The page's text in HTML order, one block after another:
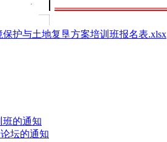
护与土地复垦方案培训班报名表.xlsx
班的通知
坛的通知